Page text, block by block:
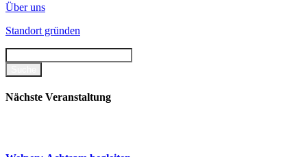
Über uns
Standort gründen
Nächste Veranstaltung